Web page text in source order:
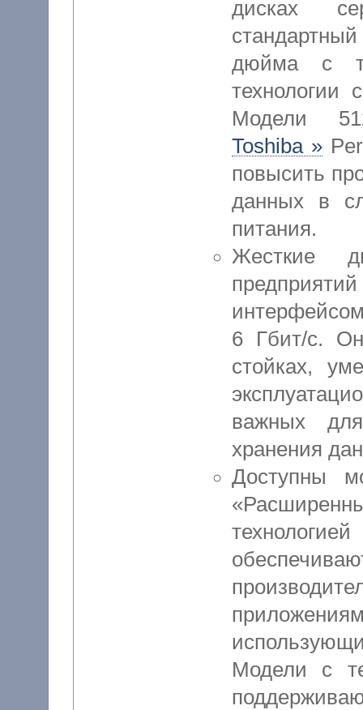
дисках
дюйма с
технологии
Модели
Toshiba »
повысить
данных в
питания.
Жесткие
6 Гбит/с.
стойках,
важных
хранения
Доступны
Модели с